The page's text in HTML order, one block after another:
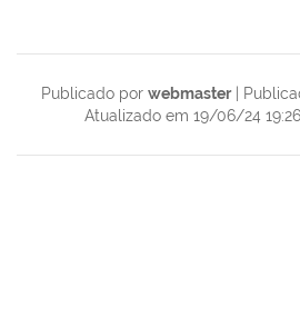
Publicado por webmaster |
Atualizado em 19/06/24 19:26